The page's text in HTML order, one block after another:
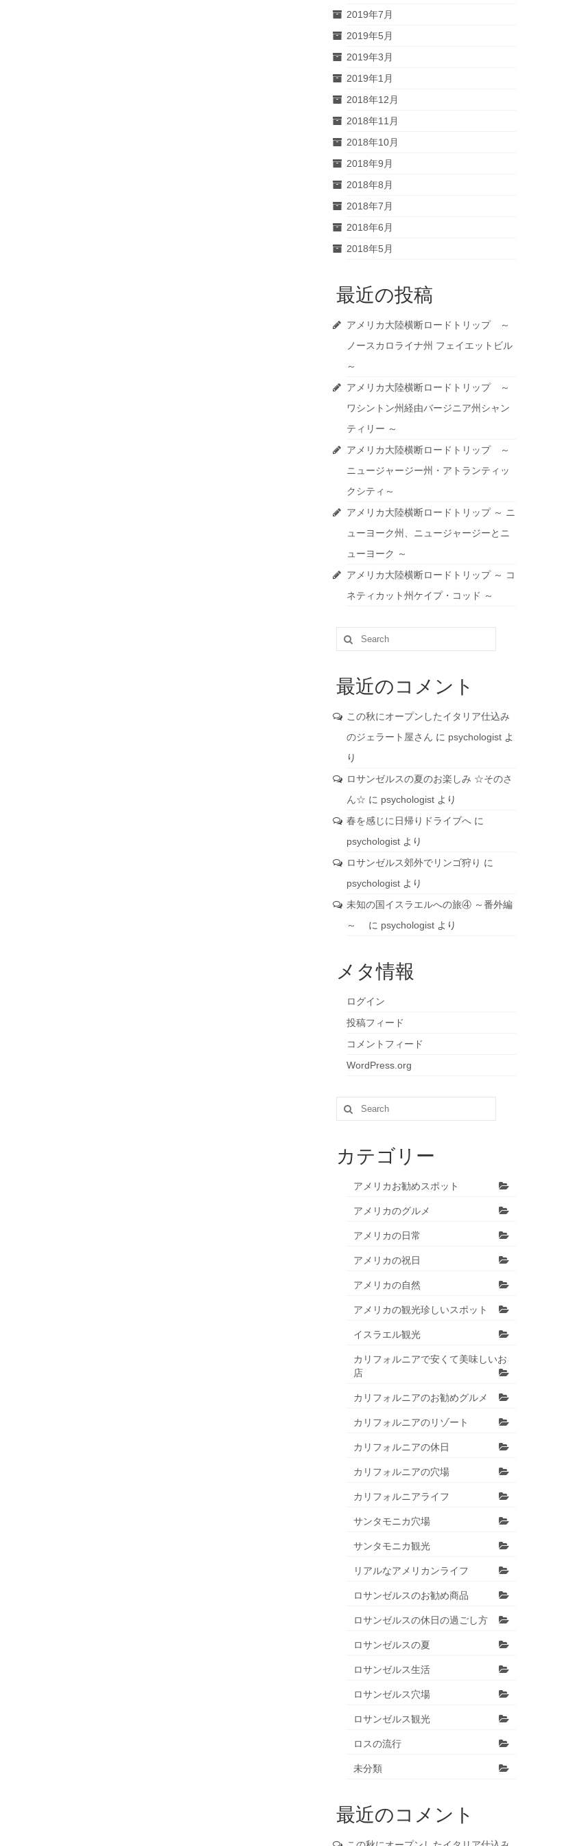
2019年7月
2019年5月
2019年3月
2019年1月
2018年12月
2018年11月
2018年10月
2018年9月
2018年8月
2018年7月
2018年6月
2018年5月
最近の投稿
アメリカ大陸横断ロードトリップ ～
ノースカロライナ州 フェイエットビル
～
アメリカ大陸横断ロードトリップ ～
ワシントン州経由バージニア州シャン
ティリー ～
アメリカ大陸横断ロードトリップ ～
ニュージャージー州・アトランティッ
クシティ～
アメリカ大陸横断ロードトリップ ～ ニ
ューヨーク州、ニュージャージーとニ
ューヨーク ～
アメリカ大陸横断ロードトリップ ～ コ
ネティカット州ケイプ・コッド ～
Search
for:
最近のコメント
この秋にオープンしたイタリア仕込み
のジェラート屋さん に psychologistよ
り
ロサンゼルスの夏のお楽しみ ☆そのさ
ん☆ に psychologistより
春を感じに日帰りドライブへに
psychologistより
ロサンゼルス郊外でリンゴ狩り に
psychologistより
未知の国イスラエルへの旅④ ～番外編
～
に psychologistより
メタ情報
ログイン
投稿フィード
コメントフィード
WordPress.org
Search
for:
カテゴリー
アメリカお勧めスポット
アメリカのグルメ
アメリカの日常
アメリカの祝日
アメリカの自然
アメリカの観光珍しいスポット
イスラエル観光
カリフォルニアで安くて美味しいお
店
カリフォルニアのお勧めグルメ
カリフォルニアのリゾート
カリフォルニアの休日
カリフォルニアの穴場
カリフォルニアライフ
サンタモニカ穴場
サンタモニカ観光
リアルなアメリカンライフ
ロサンゼルスのお勧め商品
ロサンゼルスの休日の過ごし方
ロサンゼルスの夏
ロサンゼルス生活
ロサンゼルス穴場
ロサンゼルス観光
ロスの流行
未分類
最近のコメント